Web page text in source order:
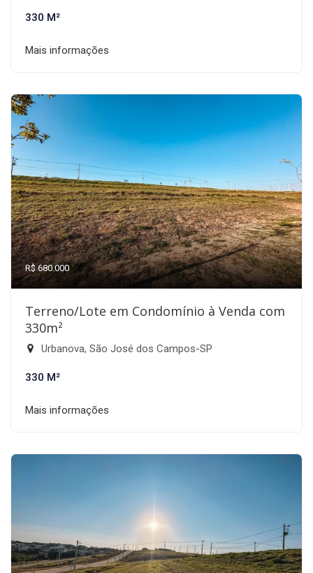
330 M²
Mais informações
R$ 680.000
Terreno/Lote em Condomínio à Venda com
330m²
Urbanova, São José dos Campos-SP
330 M²
Mais informações